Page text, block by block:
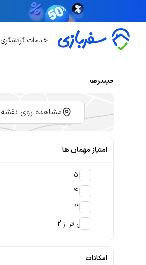
خدمات گردشگری
فیلترها
مشاهده روی نقشه
امتیاز مهمان ها
پایین تر از 2
امکانات